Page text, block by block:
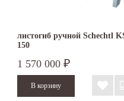
листогиб ручной Schechtl
150
1 570 000 ₽